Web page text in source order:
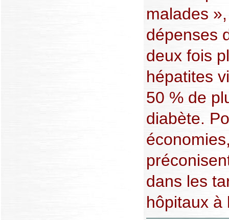
malades
dépenses
deux fois
hépatites
50 % de
diabète.
dans les
hôpitaux à